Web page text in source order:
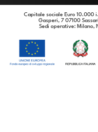
Capitale sociale Euro 10.000
Gasperi, 7 07100
Sedi operative: Milano,